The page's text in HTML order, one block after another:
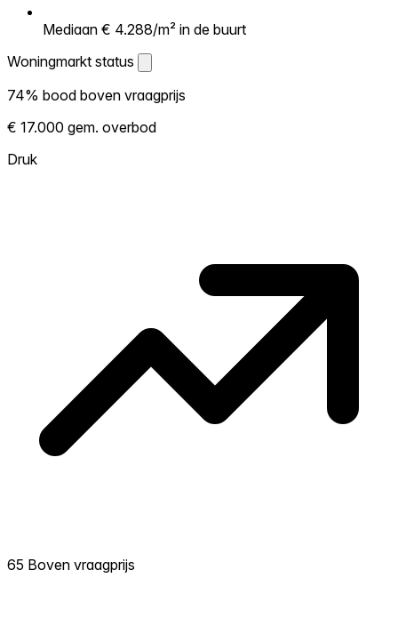
Mediaan € 4.288/m² in de buurt
Woningmarkt status
Woningmarkt status
Laat zien hoe competitief de markt hier is.
Hoe meer woningen boven vraagprijs
verkopen, hoe heter. Heet? Verwacht
74% bood boven vraagprijs
€ 17.000 gem. overbod
Druk
65 Boven vraagprijs